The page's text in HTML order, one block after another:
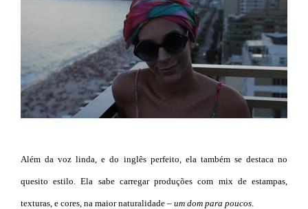
Além da voz linda, e do inglês perfeito, ela também se destaca no
quesito estilo. Ela sabe carregar produções com mix de estampas,
texturas, e cores, na maior naturalidade – um dom para poucos